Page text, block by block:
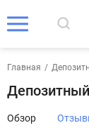
Главная /
Обзор